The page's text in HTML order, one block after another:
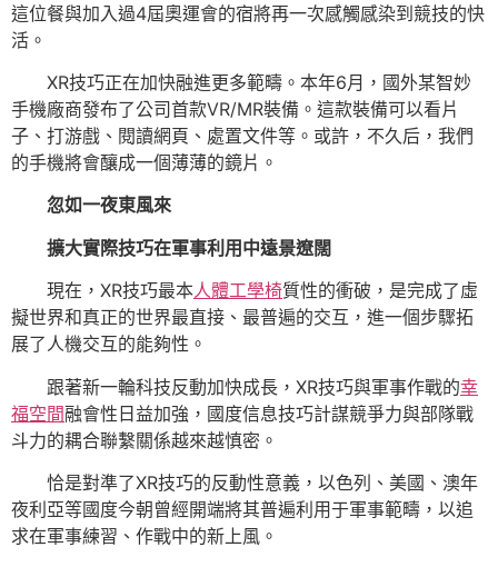
這位餐與加入過4屆奧運會的宿將再一次感觸感染到競技的快
活。
XR技巧正在加快融進更多範疇。本年6月，國外某智妙
手機廠商發布了公司首款VR/MR裝備。這款裝備可以看片
子、打游戲、閱讀網頁、處置文件等。或許，不久后，我們
的手機將會釀成一個薄薄的鏡片。
忽如一夜東風來
擴大實際技巧在軍事利用中遠景遼闊
現在，XR技巧最本人體工學椅質性的衝破，是完成了虛
擬世界和真正的世界最直接、最普遍的交互，進一個步驟拓
展了人機交互的能夠性。
跟著新一輪科技反動加快成長，XR技巧與軍事作戰的幸
福空間融會性日益加強，國度信息技巧計謀競爭力與部隊戰
斗力的耦合聯繫關係越來越慎密。
恰是對準了XR技巧的反動性意義，以色列、美國、澳年
夜利亞等國度今朝曾經開端將其普遍利用于軍事範疇，以追
求在軍事練習、作戰中的新上風。